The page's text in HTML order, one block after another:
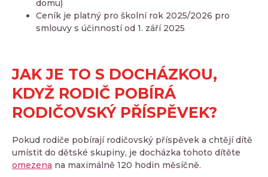
domu)
Ceník je platný pro školní rok 2025/2026 pro
smlouvy s účinností od 1. září 2025
JAK JE TO S DOCHÁZKOU,
KDYŽ RODIČ POBÍRÁ
RODIČOVSKÝ PŘÍSPĚVEK?
Pokud rodiče pobírají rodičovský příspěvek a chtějí dítě
umístit do dětské skupiny, je docházka tohoto dítěte
omezena na maximálně 120 hodin měsíčně.